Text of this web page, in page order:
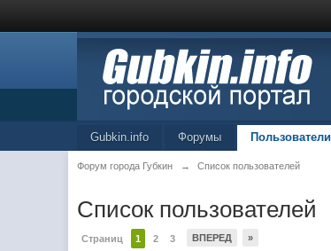
Gubkin.info Форумы Пользователи
Форум города Губкин → Список пользователей
Список пользователей
Страниц 1 2 3 ВПЕРЕД »